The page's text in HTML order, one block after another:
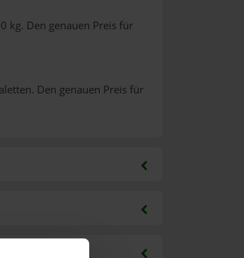
kg. Den genauen Preis für
Den genauen Preis für